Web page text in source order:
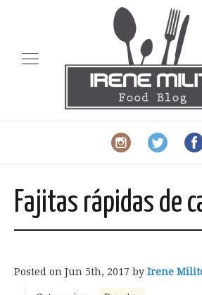
Fajitas rápidas de
Posted on Jun 5th, 2017 by Irene